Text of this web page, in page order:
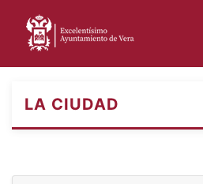
LA CIUDAD